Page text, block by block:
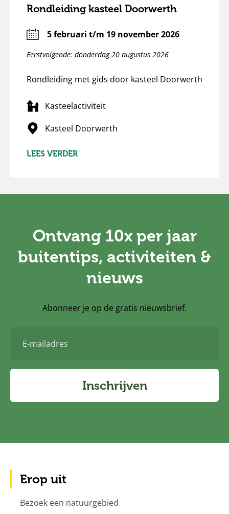
Rondleiding kasteel Doorwerth
5 februari t/m 19 november 2026
Eerstvolgende: donderdag 20 augustus 2026
Rondleiding met gids door kasteel Doorwerth
Kasteelactiviteit
Kasteel Doorwerth
LEES VERDER
Ontvang 10x per jaar
buitentips, activiteiten &
nieuws
Abonneer je op de gratis nieuwsbrief.
mailadres
Inschrijven
Erop uit
Bezoek een natuurgebied